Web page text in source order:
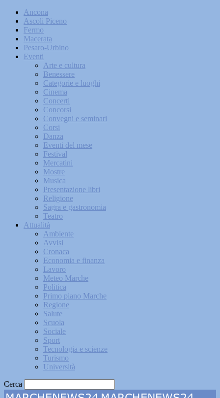
Ancona
Ascoli Piceno
Fermo
Macerata
Pesaro-Urbino
Eventi
Arte e cultura
Benessere
Categorie e luoghi
Cinema
Concerti
Concorsi
Convegni e seminari
Corsi
Danza
Eventi del mese
Festival
Mercatini
Mostre
Musica
Presentazione libri
Religione
Sagra e gastronomia
Teatro
Attualità
Ambiente
Avvisi
Cronaca
Economia e finanza
Lavoro
Meteo Marche
Politica
Primo piano Marche
Regione
Salute
Scuola
Sociale
Sport
Tecnologia e scienze
Turismo
Università
Cerca